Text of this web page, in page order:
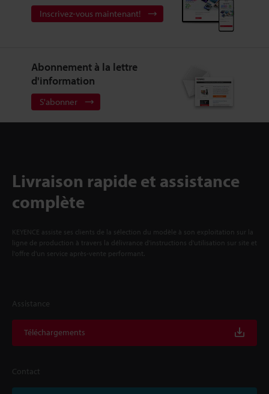
Inscrivez-vous maintenant!
Abonnement à la lettre
d'information
S'abonner
Livraison rapide et assistance
complète
KEYENCE assiste ses clients de la sélection du modèle à son exploitation sur la
ligne de production à travers la délivrance d'instructions d'utilisation sur site et
l'offre d'un service après-vente performant.
Assistance
Téléchargements
Contact